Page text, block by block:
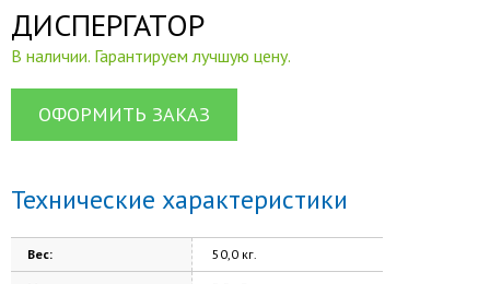
ДИСПЕРГАТОР
В наличии. Гарантируем лучшую цену.
ОФОРМИТЬ ЗАКАЗ
Технические характеристики
Вес: 50,0 кг.